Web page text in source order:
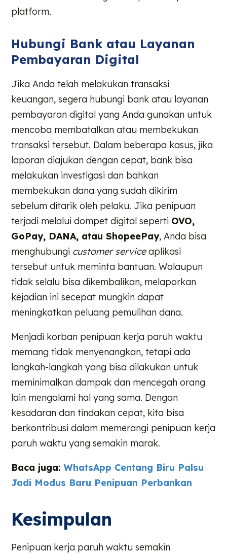
platform.
Hubungi Bank atau Layanan
Pembayaran Digital
Jika Anda telah melakukan transaksi
keuangan, segera hubungi bank atau layanan
pembayaran digital yang Anda gunakan untuk
mencoba membatalkan atau membekukan
transaksi tersebut. Dalam beberapa kasus, jika
laporan diajukan dengan cepat, bank bisa
melakukan investigasi dan bahkan
membekukan dana yang sudah dikirim
sebelum ditarik oleh pelaku. Jika penipuan
terjadi melalui dompet digital seperti OVO,
GoPay, DANA, atau ShopeePay, Anda bisa
menghubungi customer serviceaplikasi
tersebut untuk meminta bantuan. Walaupun
tidak selalu bisa dikembalikan, melaporkan
kejadian ini secepat mungkin dapat
meningkatkan peluang pemulihan dana.
Menjadi korban penipuan kerja paruh waktu
memang tidak menyenangkan, tetapi ada
langkah-langkah yang bisa dilakukan untuk
meminimalkan dampak dan mencegah orang
lain mengalami hal yang sama. Dengan
kesadaran dan tindakan cepat, kita bisa
berkontribusi dalam memerangi penipuan kerja
paruh waktu yang semakin marak.
Baca juga:WhatsApp Centang Biru Palsu
Jadi Modus Baru Penipuan Perbankan
Kesimpulan
Penipuan kerja paruh waktu semakin